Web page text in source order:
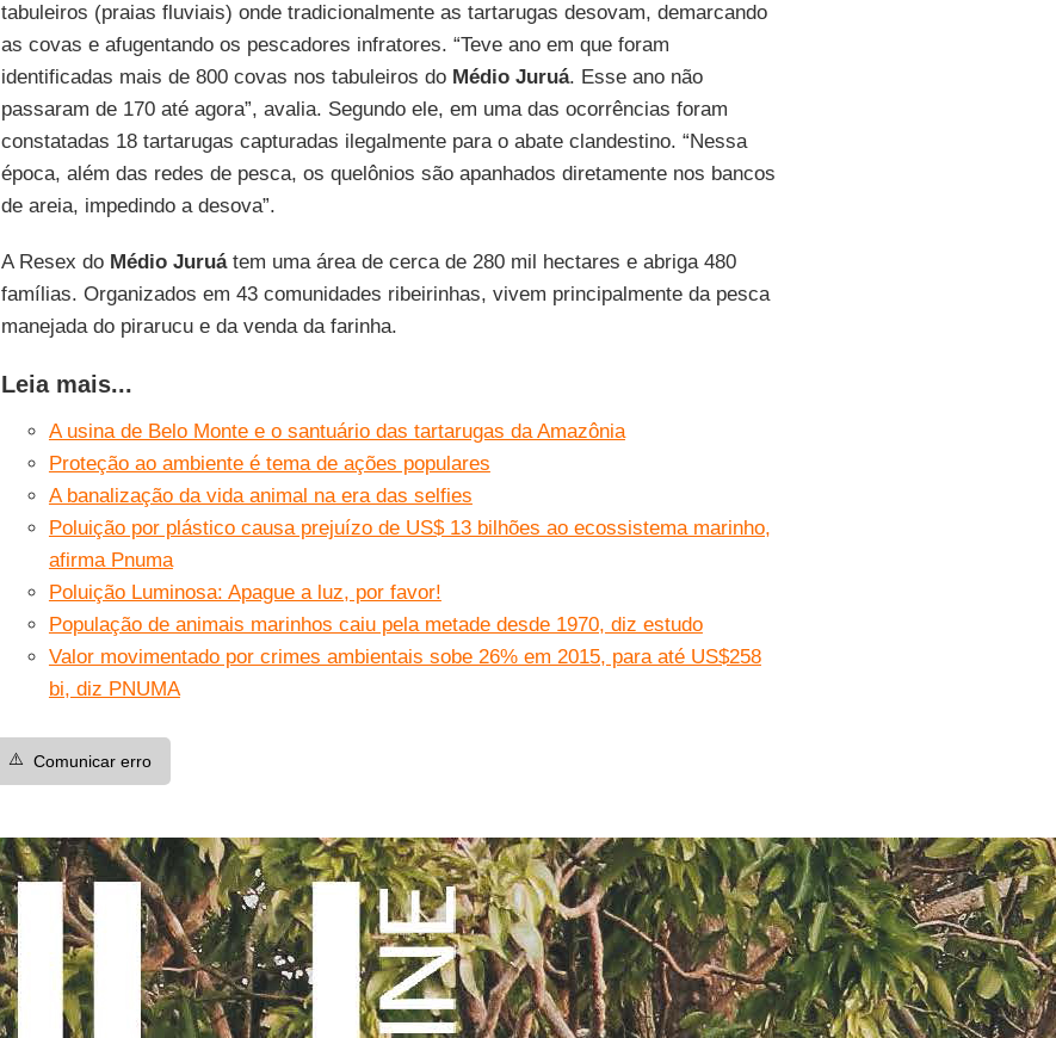
tabuleiros (praias fluviais) onde tradicionalmente as tartarugas desovam, demarcando
as covas e afugentando os pescadores infratores. “Teve ano em que foram
identificadas mais de 800 covas nos tabuleiros do Médio Juruá. Esse ano não
passaram de 170 até agora”, avalia. Segundo ele, em uma das ocorrências foram
constatadas 18 tartarugas capturadas ilegalmente para o abate clandestino. “Nessa
época, além das redes de pesca, os quelônios são apanhados diretamente nos bancos
de areia, impedindo a desova”.
A Resex do Médio Juruátem uma área de cerca de 280 mil hectares e abriga 480
famílias. Organizados em 43 comunidades ribeirinhas, vivem principalmente da pesca
manejada do pirarucu e da venda da farinha.
Leia mais...
A usina de Belo Monte e o santuário das tartarugas da Amazônia
Proteção ao ambiente é tema de ações populares
A banalização da vida animal na era das selfies
Poluição por plástico causa prejuízo de US$ 13 bilhões ao ecossistema marinho,
afirma Pnuma
Poluição Luminosa: Apague a luz, por favor!
População de animais marinhos caiu pela metade desde 1970, diz estudo
Valor movimentado por crimes ambientais sobe 26% em 2015, para até US$258
bi, diz PNUMA
⚠️ Comunicar erro